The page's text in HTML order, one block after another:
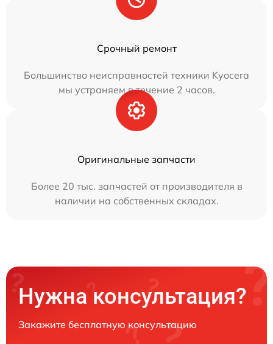
Срочный ремонт
Большинство неисправностей техники Kyocera
мы устраняем в течение 2 часов.
Оригинальные запчасти
Более 20 тыс. запчастей от производителя в
наличии на собственных складах.
Нужна консультация?
Закажите бесплатную консультацию